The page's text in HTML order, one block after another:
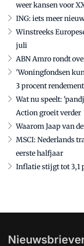
weer kansen voor
ING: iets meer
Winstreeks
juli
ABN Amro rondt
'Woningfondsen
3 procent
Wat nu speelt:
Action groeit verder
Waarom Jaap van
MSCI: Nederlands
eerste halfjaar
Inflatie stijgt tot 3,1